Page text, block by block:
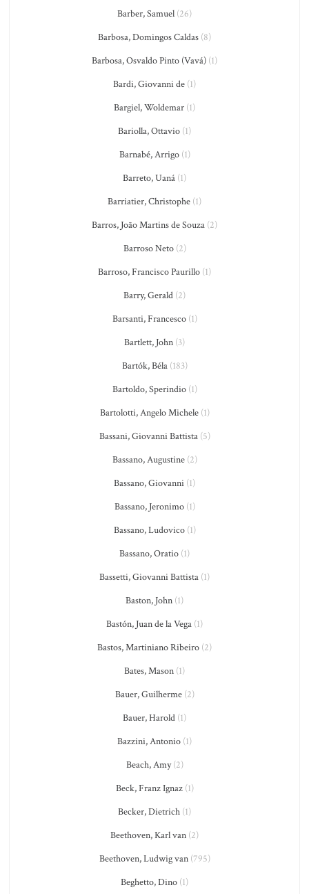
Barber, Samuel (26)
Barbosa, Domingos Caldas (8)
Barbosa, Osvaldo Pinto (Vavá) (1)
Bardi, Giovanni de (1)
Bargiel, Woldemar (1)
Bariolla, Ottavio (1)
Barnabé, Arrigo(1)
Barreto, Uaná (1)
Barriatier, Christophe (1)
Barros, João Martins de Souza (2)
Barroso Neto(2)
Barroso, Francisco Paurillo (1)
Barry, Gerald (2)
Barsanti, Francesco(1)
Bartlett, John (3)
Bartók, Béla(183)
Bartoldo, Sperindio(1)
Bartolotti, Angelo Michele(1)
Bassani, Giovanni Battista(5)
Bassano, Augustine(2)
Bassano, Giovanni (1)
Bassano, Jeronimo(1)
Bassano, Ludovico(1)
Bassano, Oratio (1)
Bassetti, Giovanni Battista (1)
Baston, John (1)
Bastón, Juan de la Vega (1)
Bastos, Martiniano Ribeiro (2)
Bates, Mason (1)
Bauer, Guilherme(2)
Bauer, Harold (1)
Bazzini, Antonio (1)
Beach, Amy(2)
Beck, Franz Ignaz(1)
Becker, Dietrich (1)
Beethoven, Karl van (2)
Beethoven, Ludwig van(795)
Beghetto, Dino (1)